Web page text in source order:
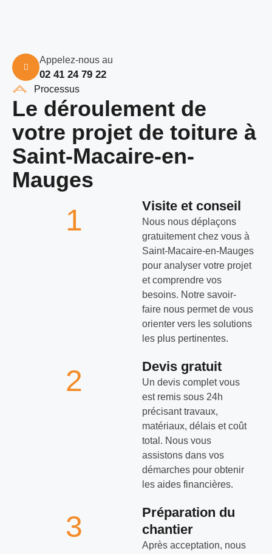
Appelez-nous au
02 41 24 79 22
Processus
Le déroulement de
votre projet de toiture à
Saint-Macaire-en-
Mauges
1 Visite et conseil
Nous nous déplaçons
gratuitement chez vous à
Saint-Macaire-en-Mauges
pour analyser votre projet
et comprendre vos
besoins. Notre savoir-
faire nous permet de vous
orienter vers les solutions
les plus pertinentes.
2 Devis gratuit
Un devis complet vous
est remis sous 24h
précisant travaux,
matériaux, délais et coût
total. Nous vous
assistons dans vos
démarches pour obtenir
les aides financières.
3
Préparation du
chantier
Après acceptation, nous